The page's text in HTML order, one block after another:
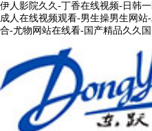
伊人影院久久-丁香在线视频-日韩
成人在线视频观看-男生操男生网
合-尤物网站在线看-国产精品久久